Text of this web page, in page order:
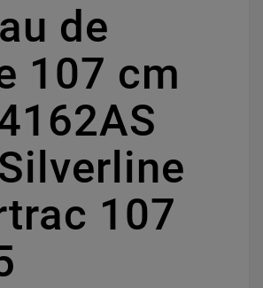
de
107 cm
107